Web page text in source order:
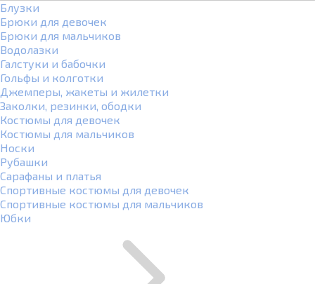
Блузки
Брюки для девочек
Брюки для мальчиков
Водолазки
Галстуки и бабочки
Гольфы и колготки
Джемперы, жакеты и жилетки
Заколки, резинки, ободки
Костюмы для девочек
Костюмы для мальчиков
Носки
Рубашки
Сарафаны и платья
Спортивные костюмы для девочек
Спортивные костюмы для мальчиков
Юбки